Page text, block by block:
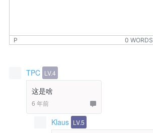
P 0 WORDS
TPC LV.4
这是啥
6 年前
Klaus LV.5